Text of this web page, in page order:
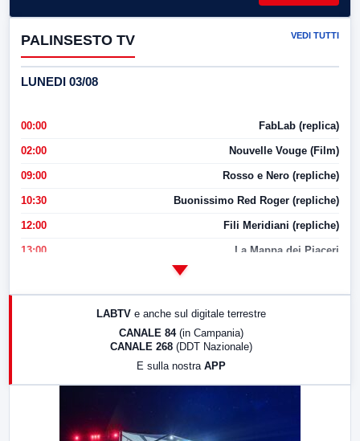
PALINSESTO TV VEDI TUTTI
LUNEDI 03/08
00:00 FabLab (replica)
02:00 Nouvelle Vouge (Film)
09:00 Rosso e Nero (repliche)
10:30 Buonissimo Red Roger (repliche)
12:00 Fili Meridiani (repliche)
13:00 La Mappa dei Piaceri
17:00 LabNews (replica)
LABTV e anche sul digitale terrestre
CANALE 84 (in Campania)
CANALE 268 (DDT Nazionale)
E sulla nostra APP